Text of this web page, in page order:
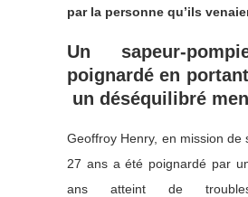
par la personne qu’ils
Un sapeur-
poignardé en
un déséquilibré
Geoffroy Henry, en mission de
27 ans a été poignardé par
ans atteint de